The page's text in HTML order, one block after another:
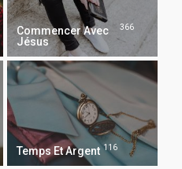
Commencer Avec
Jésus
366
Temps Et Argent 116